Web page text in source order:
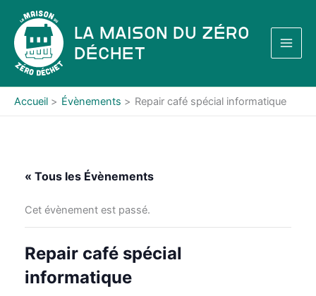
contenu
La Maison du Zéro
Déchet
Accueil Évènements Repair café spécial informatique
« Tous les Évènements
Cet évènement est passé.
Repair café spécial
informatique